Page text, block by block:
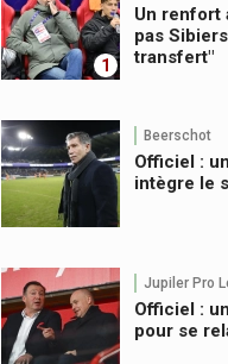
1
Un renfort
pas
transfert"
Beerschot
Officiel :
intègre le
Jupiler Pro
Officiel :
pour se